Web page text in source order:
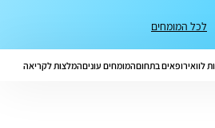
לכל המומחים
לוואירופאים בתחוםהמומחים עוניםהמלצות לקריאה